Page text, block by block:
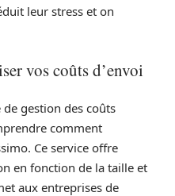
leur stress et on
vos coûts d’envoi
de gestion des coûts
comment
Ce service offre
en fonction de la taille et
aux entreprises de